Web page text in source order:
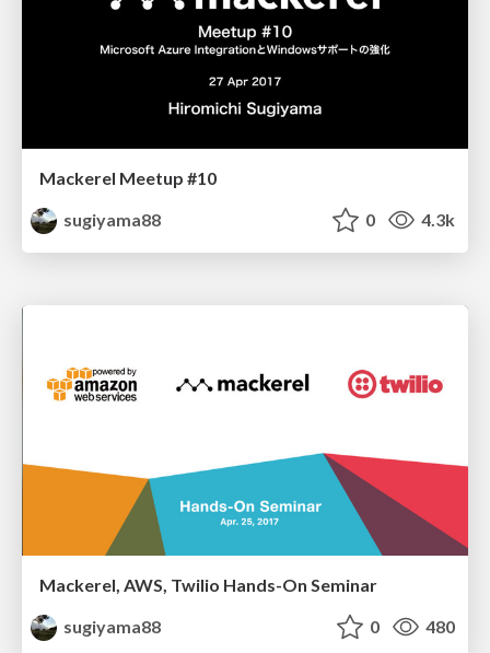
Mackerel Meetup #10
sugiyama88
0 4.3k
Mackerel, AWS, Twilio Hands-On Seminar
sugiyama88
0 480